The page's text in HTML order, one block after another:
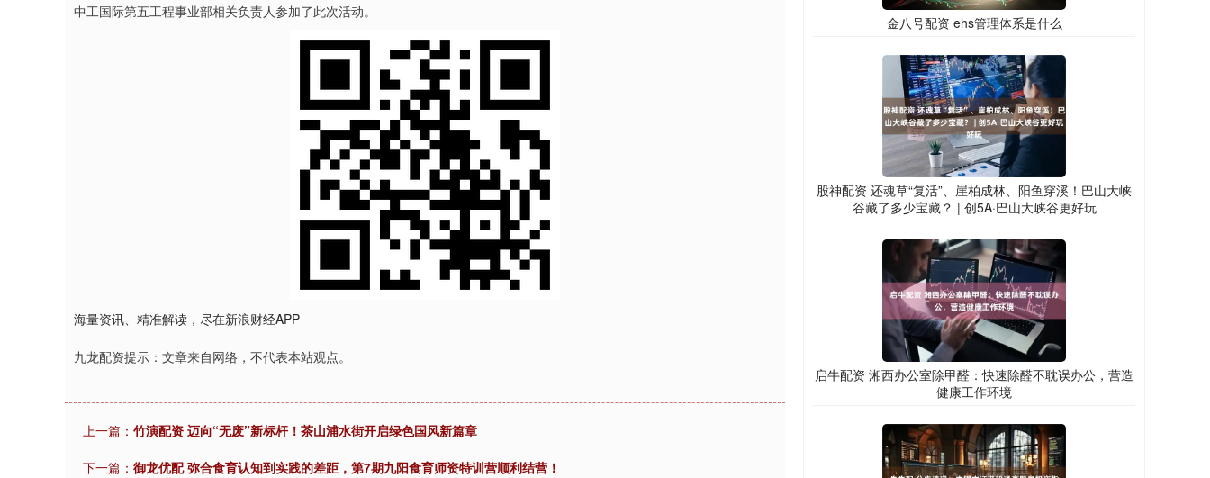
中工国际第五工程事业部相关负责人参加了此次活动。
海量资讯、精准解读，尽在新浪财经APP
九龙配资提示：文章来自网络，不代表本站观点。
上一篇： 竹演配资 迈向“无废”新标杆！茶山浦水街开启绿色国风新篇章
下一篇： 御龙优配 弥合食育认知到实践的差距，第7期九阳食育师资特训营顺利结营！
金八号配资 ehs管理体系是什么
股神配资 还魂草“复活”、崖柏成林、阳鱼穿溪！巴山大峡
谷藏了多少宝藏？ | 创5A·巴山大峡谷更好玩
启牛配资 湘西办公室除甲醛：快速除醛不耽误办公，营造
健康工作环境